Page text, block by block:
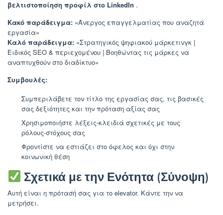
βελτιστοποίηση προφίλ στο LinkedIn .
Κακό παράδειγμα: «Άνεργος επαγγελματίας που αναζητά
εργασία»
Καλό παράδειγμα: «Στρατηγικός ψηφιακού μάρκετινγκ |
Ειδικός SEO & περιεχομένου | Βοηθώντας τις μάρκες να
αναπτυχθούν στο διαδίκτυο»
Συμβουλές:
Συμπεριλάβετε τον τίτλο της εργασίας σας, τις βασικές
σας δεξιότητες και την πρόταση αξίας σας
Χρησιμοποιήστε λέξεις-κλειδιά σχετικές με τους
ρόλους-στόχους σας
Φροντίστε να εστιάζει στο όφελος και όχι στην
κοινωνική θέση
Σχετικά με την Ενότητα (Σύνοψη)
Αυτή είναι η πρότασή σας για το elevator. Κάντε την να
μετρήσει.